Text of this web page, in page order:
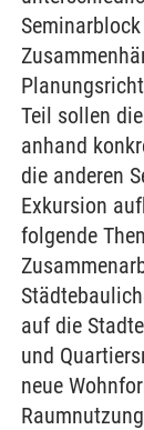
Teil sollen
anhand
die anderen
Exkursion
folgende
auf die
und
neue